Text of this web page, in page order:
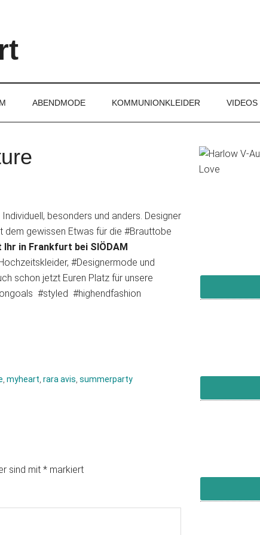
ABENDMODE KOMMUNIONKLEIDER VIDEOS
besonders und anders. Designer
dem gewissen Etwas für die #Brauttobe
in Frankfurt bei SIÖDAM
#Designermode und
schon jetzt Euren Platz für unsere
#styled #highendfashion
myheart rara avis summerparty
sind mit * markiert
Primary
Sidebar